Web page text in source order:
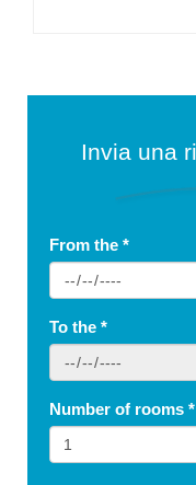
Invia una
From the *
To the *
Number of rooms *